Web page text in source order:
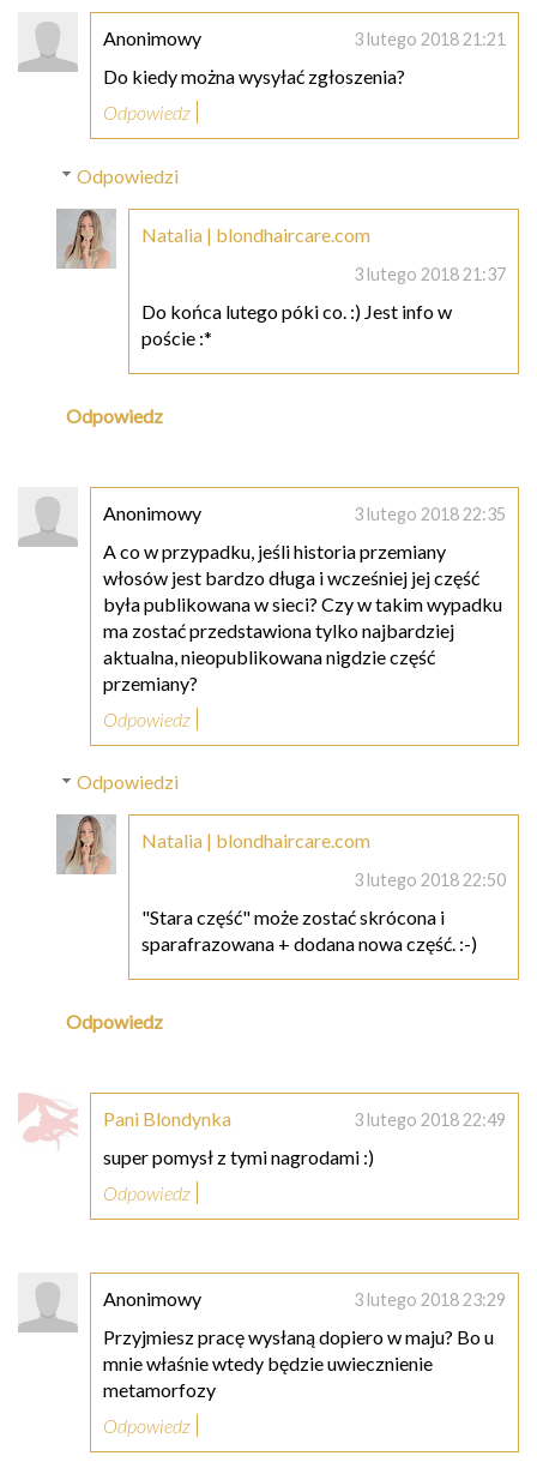
Anonimowy 3 lutego 2018 21:21
Do kiedy można wysyłać zgłoszenia?
Odpowiedz
Odpowiedzi
Natalia | blondhaircare.com
3 lutego 2018 21:37
Do końca lutego póki co. :) Jest info w
poście :*
Odpowiedz
Anonimowy 3 lutego 2018 22:35
A co w przypadku, jeśli historia przemiany
włosów jest bardzo długa i wcześniej jej część
była publikowana w sieci? Czy w takim wypadku
ma zostać przedstawiona tylko najbardziej
aktualna, nieopublikowana nigdzie część
przemiany?
Odpowiedz
Odpowiedzi
Natalia | blondhaircare.com
3 lutego 2018 22:50
"Stara część" może zostać skrócona i
sparafrazowana + dodana nowa część. :-)
Odpowiedz
Pani Blondynka 3 lutego 2018 22:49
super pomysł z tymi nagrodami :)
Odpowiedz
Anonimowy 3 lutego 2018 23:29
Przyjmiesz pracę wysłaną dopiero w maju? Bo u
mnie właśnie wtedy będzie uwiecznienie
metamorfozy
Odpowiedz